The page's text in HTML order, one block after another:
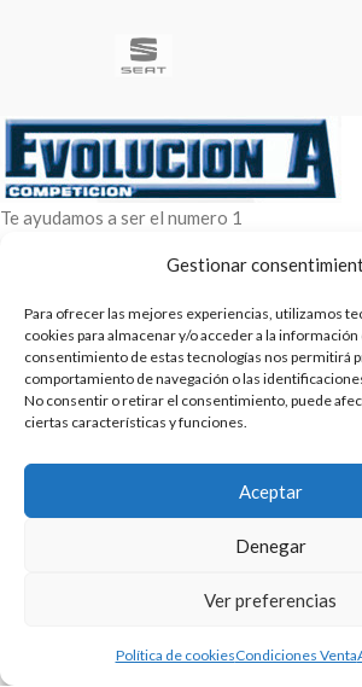
Gestionar
Para ofrecer las mejores experiencias, utilizamos
cookies para almacenar y/o acceder a la
consentimiento de estas tecnologías nos permitirá
comportamiento de navegación o las
No consentir o retirar el consentimiento, puede
ciertas características y funciones.
Aceptar
Denegar
Ver preferencias
Política de cookiesCondiciones Venta
Te ayudamos a ser el numero 1
WhatsApp +34 670604426
ENTRADAS RECIENTES
POLÍTICAS
comercialización de repuestos
My account